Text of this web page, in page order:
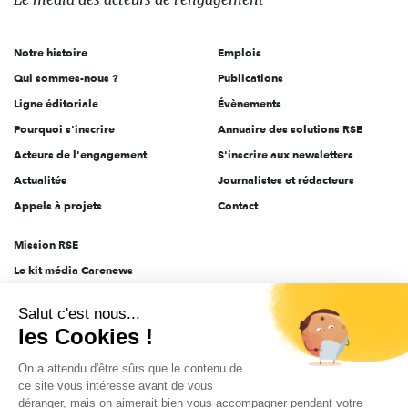
l'engagement
Notre histoire
Qui sommes-nous ?
Ligne éditoriale
Pourquoi s'inscrire
Acteurs de l'engagement
Actualités
Appels à projets
Emplois
Publications
Évènements
Annuaire des solutions RSE
S'inscrire aux newsletters
Journalistes et rédacteurs
Contact
Mission RSE
Le kit média Carenews
AEF info
Novethic
PRODURABLE
Inclusiv Day
Salut c'est nous...
les Cookies !
On a attendu d'être sûrs que le contenu de
ce site vous intéresse avant de vous
déranger, mais on aimerait bien vous accompagner pendant votre